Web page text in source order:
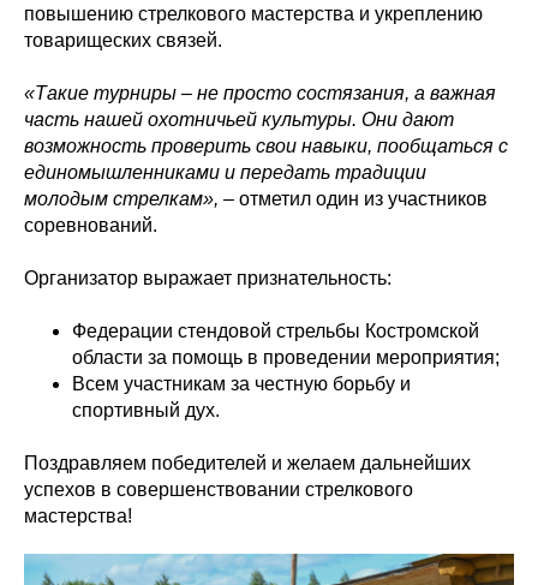
повышению стрелкового мастерства и укреплению
товарищеских связей.
«Такие турниры – не просто состязания, а важная
часть нашей охотничьей культуры. Они дают
возможность проверить свои навыки, пообщаться с
единомышленниками и передать традиции
молодым стрелкам», – отметил один из участников
соревнований.
Организатор выражает признательность:
Федерации стендовой стрельбы Костромской
области за помощь в проведении мероприятия;
Всем участникам за честную борьбу и
спортивный дух.
Поздравляем победителей и желаем дальнейших
успехов в совершенствовании стрелкового
мастерства!